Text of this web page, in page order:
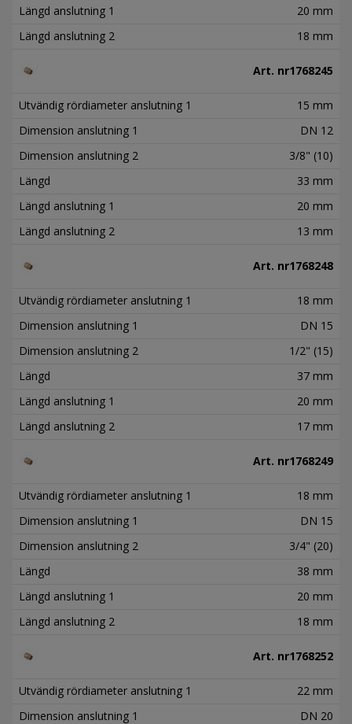
Längd anslutning 1
20 mm
Längd anslutning 2
18 mm
Art. nr1768245
Utvändig rördiameter anslutning 1
15 mm
Dimension anslutning 1
DN 12
Dimension anslutning 2
3/8" (10)
Längd
33 mm
Längd anslutning 1
20 mm
Längd anslutning 2
13 mm
Art. nr1768248
Utvändig rördiameter anslutning 1
18 mm
Dimension anslutning 1
DN 15
Dimension anslutning 2
1/2" (15)
Längd
37 mm
Längd anslutning 1
20 mm
Längd anslutning 2
17 mm
Art. nr1768249
Utvändig rördiameter anslutning 1
18 mm
Dimension anslutning 1
DN 15
Dimension anslutning 2
3/4" (20)
Längd
38 mm
Längd anslutning 1
20 mm
Längd anslutning 2
18 mm
Art. nr1768252
Utvändig rördiameter anslutning 1
22 mm
Dimension anslutning 1
DN 20